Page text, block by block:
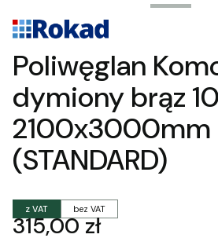
Poliwęglan
dymiony brąz
2100x3000mm
(STANDARD)
z VAT bez VAT
Cena
315,00 zł